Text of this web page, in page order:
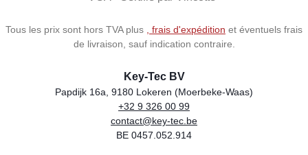
Tous les prix sont hors TVA plus , frais d'expédition et éventuels frais
de livraison, sauf indication contraire.
Store name
Key-Tec BV
Address
Papdijk 16a, 9180 Lokeren (Moerbeke-Waas)
Phone
+32 9 326 00 99
Email
contact@key-tec.be
VAT number
BE 0457.052.914